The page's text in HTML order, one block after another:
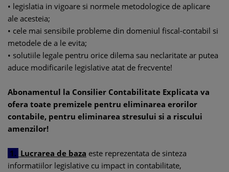
• legislatia in vigoare si normele metodologice de aplicare
ale acesteia;
• cele mai sensibile probleme din domeniul fiscal-contabil si
metodele de a le evita;
• solutiile legale pentru orice dilema sau neclaritate ar putea
aduce modificarile legislative atat de frecvente!
Abonamentul la Consilier Contabilitate Explicata va
ofera toate premizele pentru eliminarea erorilor
contabile, pentru eliminarea stresului si a riscului
amenzilor!
1. Lucrarea de baza este reprezentata de sinteza
informatiilor legislative cu impact in contabilitate,